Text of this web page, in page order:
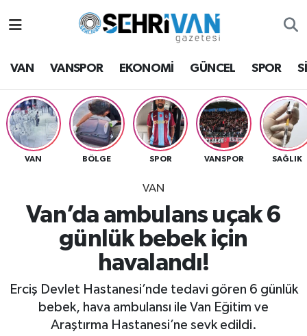
VAN VANSPOR EKONOMİ GÜNCEL SPOR
VAN BÖLGE SPOR VANSPOR SAĞLIK
VAN
Van’da ambulans uçak 6
günlük bebek için
havalandı!
Erciş Devlet Hastanesi’nde tedavi gören 6 günlük
bebek, hava ambulansı ile Van Eğitim ve
Araştırma Hastanesi’ne sevk edildi.
Van Hava Durumu
VAN Namaz Vakitleri
Van Trafik Yoğunluk Haritası
Süper Lig Puan Durumu ve Fikstür
Tüm Manşetler
Son Dakika Haberleri
Haber Arşivi